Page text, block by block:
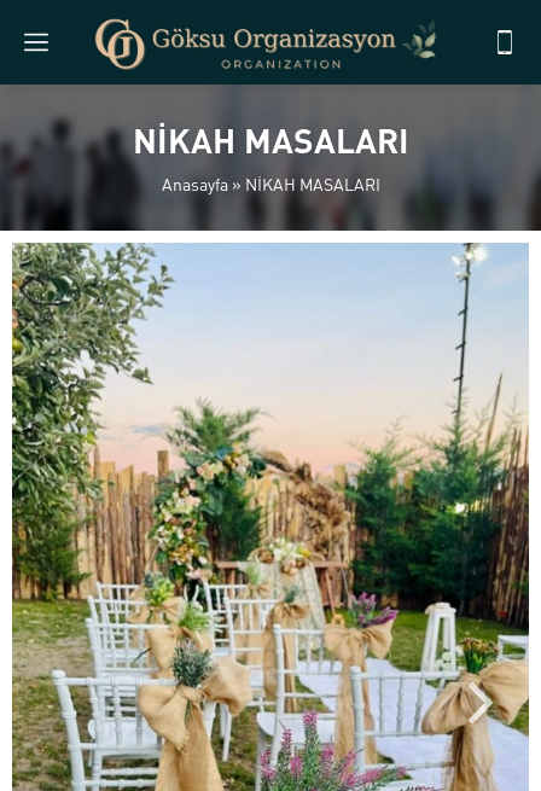
NİKAH MASALARI
Anasayfa» NİKAH MASALARI